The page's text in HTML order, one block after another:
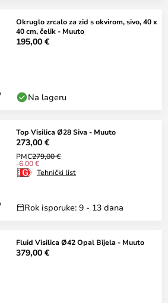
Okruglo zrcalo za zid s okvirom, sivo, 40 x
40 cm, čelik - Muuto
195,00 €
Na lageru
Top Visilica Ø28 Siva - Muuto
273,00 €
PMC279,00 €
-6,00 €
Tehnički list
Rok isporuke: 9 - 13 dana
Fluid Visilica Ø42 Opal Bijela - Muuto
379,00 €